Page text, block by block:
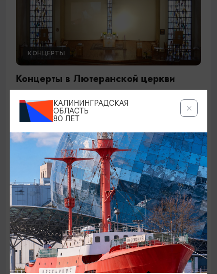
КОНЦЕРТЫ
Концерты в Лютеранской церкви
19.07.2026 - 19.08.2026, 19:00
Калининград, Евангелическо-лютеранская церковь
«Воскресения»
ОТ 250₽
ДЕТЯМ
КАЛИНИНГРАДСКАЯ
ОБЛАСТЬ
80 ЛЕТ